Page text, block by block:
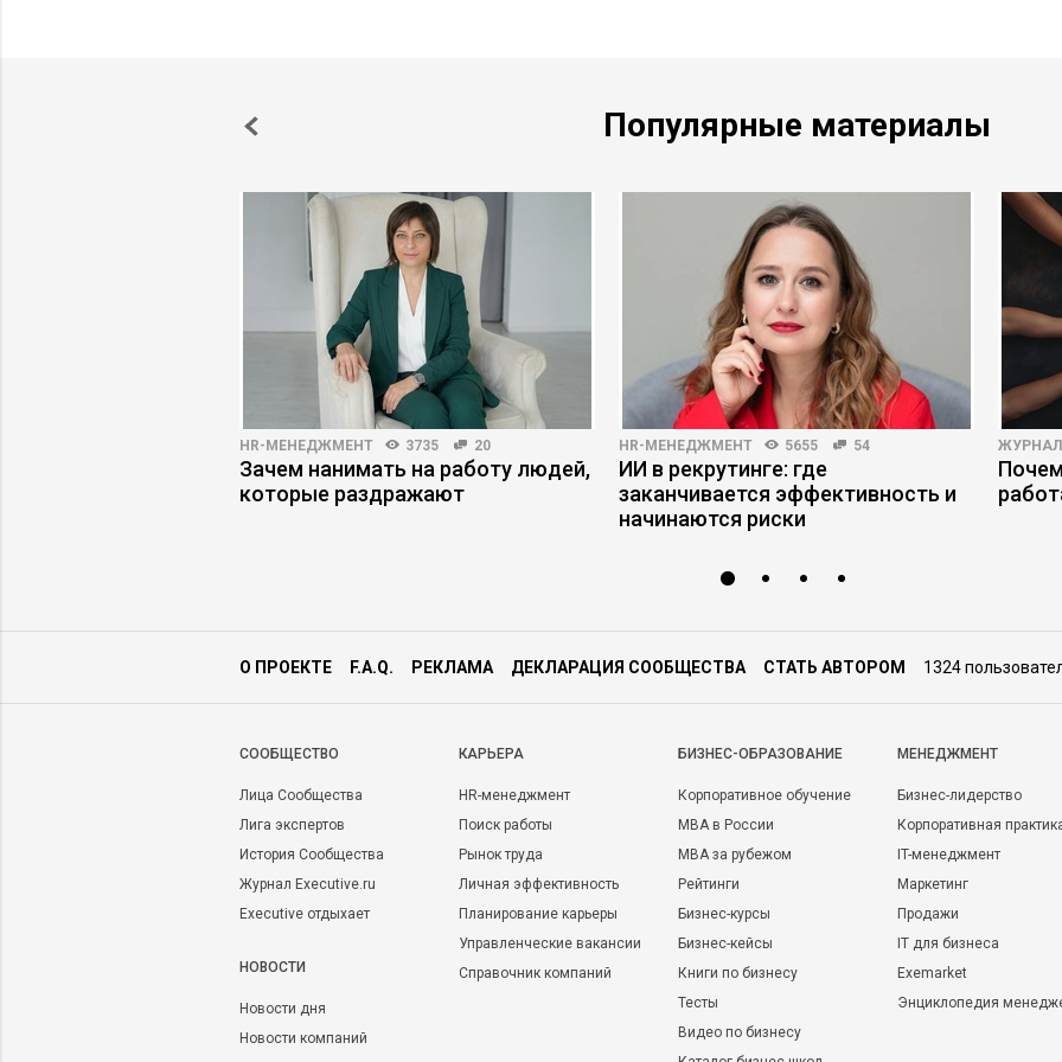
Популярные материалы
HR-МЕНЕДЖМЕНТ 3735 20
Зачем нанимать на работу людей,
которые раздражают
HR-МЕНЕДЖМЕНТ 5655 54
ИИ в рекрутинге: где
заканчивается эффективность и
начинаются риски
ЖУРНАЛ
О ПРОЕКТЕ F.A.Q. РЕКЛАМА ДЕКЛАРАЦИЯ СООБЩЕСТВА СТАТЬ АВТОРОМ 1324
CООБЩЕСТВО
Лица Сообщества
Лига экспертов
История Сообщества
Журнал Executive.ru
Executive отдыхает
НОВОСТИ
Новости дня
Новости компаний
КАРЬЕРА
HR-менеджмент
Поиск работы
Рынок труда
Личная эффективность
Планирование карьеры
Управленческие вакансии
Справочник компаний
БИЗНЕС-ОБРАЗОВАНИЕ
Корпоративное обучение
MBA в России
MBA за рубежом
Рейтинги
Бизнес-курсы
Бизнес-кейсы
Книги по бизнесу
Тесты
Видео по бизнесу
МЕНЕДЖМЕНТ
Бизнес-лидерство
Корпоративная
IT-менеджмент
Маркетинг
Продажи
IT для бизнеса
Exemarket
Энциклопедия